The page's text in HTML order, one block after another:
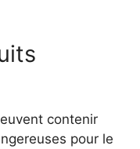
contenir
pour le